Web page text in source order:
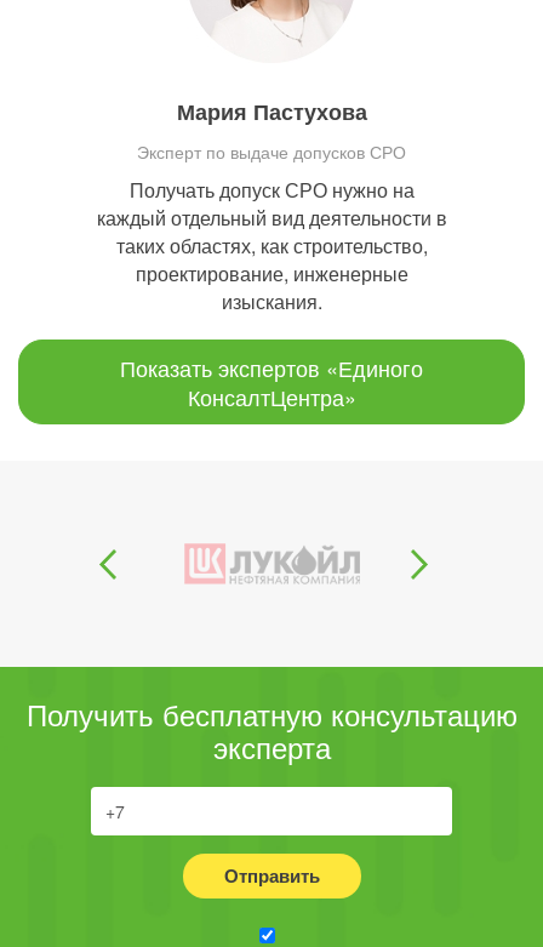
Мария Пастухова
Эксперт по выдаче допусков СРО
Получать допуск СРО нужно на
каждый отдельный вид деятельности в
таких областях, как строительство,
проектирование, инженерные
изыскания.
Показать экспертов «Единого
КонсалтЦентра»
Получить бесплатную консультацию
эксперта
Отправить